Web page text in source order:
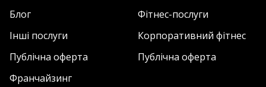
Блог
Фітнес-послуги
Інші послуги
Корпоративний фітнес
Публічна оферта
Публічна оферта
Франчайзинг